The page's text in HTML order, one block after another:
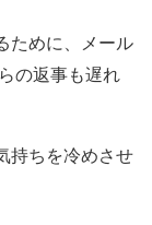
ために、メール
の返事も遅れ
持ちを冷めさせ